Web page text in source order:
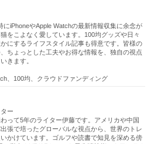
にiPhoneやApple Watchの最新情報収集に余念が
をこよなく愛しています。100均グッズや日々
にするライフスタイル記事も得意です。皆様の
ちょっとした工夫やお得な情報を、独自の視点
きます。
、100均、クラウドファンディング
ー
わって5年のライター伊藤です。アメリカや中国
張で培ったグローバルな視点から、世界のトレ
かけています。ゴルフや読書で知見を深める傍